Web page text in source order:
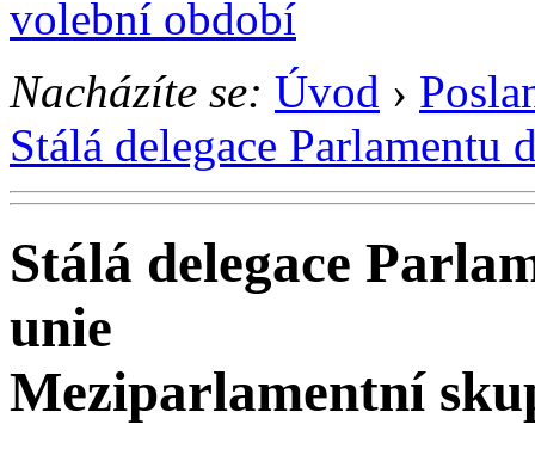
volební období
Nacházíte se: Úvod ›
Stálá delegace
Stálá delegace
unie
Meziparlamentní